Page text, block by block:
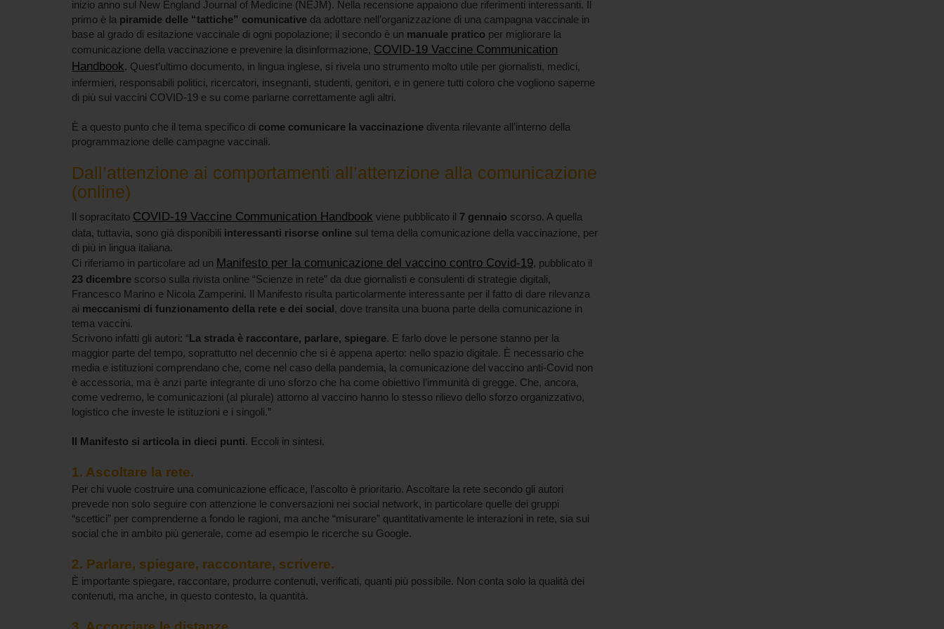
inizio anno sul New England Journal of Medicine (NEJM). Nella recensione appaiono due riferimenti interessanti. Il
primo è la piramide delle “tattiche” comunicative da adottare nell’organizzazione di una campagna vaccinale in
base al grado di esitazione vaccinale di ogni popolazione; il secondo è un manuale pratico per migliorare la
comunicazione della vaccinazione e prevenire la disinformazione, COVID-19 Vaccine Communication
Handbook. Quest’ultimo documento, in lingua inglese, si rivela uno strumento molto utile per giornalisti, medici,
infermieri, responsabili politici, ricercatori, insegnanti, studenti, genitori, e in genere tutti coloro che vogliono saperne
di più sui vaccini COVID-19 e su come parlarne correttamente agli altri.
È a questo punto che il tema specifico di come comunicare la vaccinazione diventa rilevante all’interno della
programmazione delle campagne vaccinali.
Dall’attenzione ai comportamenti all’attenzione alla comunicazione
(online)
Il sopracitato COVID-19 Vaccine Communication Handbook viene pubblicato il 7 gennaio scorso. A quella
data, tuttavia, sono già disponibili interessanti risorse online sul tema della comunicazione della vaccinazione, per
di più in lingua italiana.
Ci riferiamo in particolare ad un Manifesto per la comunicazione del vaccino contro Covid-19, pubblicato il
23 dicembre scorso sulla rivista online “Scienze in rete” da due giornalisti e consulenti di strategie digitali,
Francesco Marino e Nicola Zamperini. Il Manifesto risulta particolarmente interessante per il fatto di dare rilevanza
ai meccanismi di funzionamento della rete e dei social, dove transita una buona parte della comunicazione in
tema vaccini.
Scrivono infatti gli autori: “La strada è raccontare, parlare, spiegare. E farlo dove le persone stanno per la
maggior parte del tempo, soprattutto nel decennio che si è appena aperto: nello spazio digitale. È necessario che
media e istituzioni comprendano che, come nel caso della pandemia, la comunicazione del vaccino anti-Covid non
è accessoria, ma è anzi parte integrante di uno sforzo che ha come obiettivo l’immunità di gregge. Che, ancora,
come vedremo, le comunicazioni (al plurale) attorno al vaccino hanno lo stesso rilievo dello sforzo organizzativo,
logistico che investe le istituzioni e i singoli.”
Il Manifesto si articola in dieci punti. Eccoli in sintesi.
1. Ascoltare la rete.
Per chi vuole costruire una comunicazione efficace, l’ascolto è prioritario. Ascoltare la rete secondo gli autori
prevede non solo seguire con attenzione le conversazioni nei social network, in particolare quelle dei gruppi
“scettici” per comprenderne a fondo le ragioni, ma anche “misurare” quantitativamente le interazioni in rete, sia sui
social che in ambito più generale, come ad esempio le ricerche su Google.
2. Parlare, spiegare, raccontare, scrivere.
È importante spiegare, raccontare, produrre contenuti, verificati, quanti più possibile. Non conta solo la qualità dei
contenuti, ma anche, in questo contesto, la quantità.